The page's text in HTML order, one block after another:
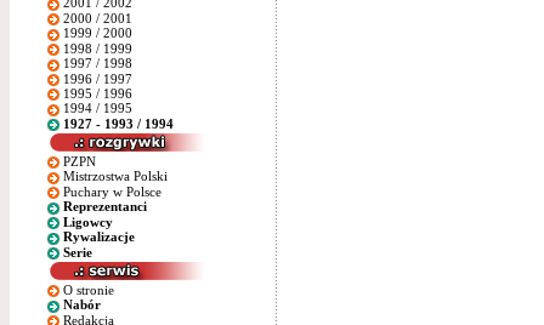
2000 / 2001
1999 / 2000
1998 / 1999
1997 / 1998
1996 / 1997
1995 / 1996
1994 / 1995
1927 - 1993 / 1994
PZPN
Mistrzostwa Polski
Puchary w Polsce
Reprezentanci
Ligowcy
Rywalizacje
Serie
O stronie
Nabór
Redakcja